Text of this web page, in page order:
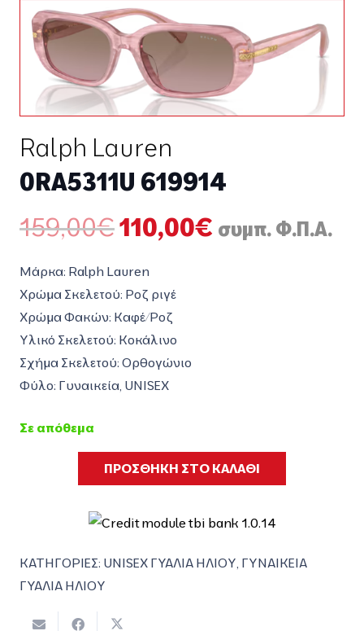
Ralph Lauren
0RA5311U 619914
159,00€Original
price
was:
159,00€.
110,00€ Η
τρέχουσα
συμπ. Φ.Π.Α.
Μάρκα: Ralph Lauren
Χρώμα Σκελετού: Ροζ ριγέ
Χρώμα Φακών: Καφέ/Ροζ
Υλικό Σκελετού: Κοκάλινο
Σχήμα Σκελετού: Ορθογώνιο
Φύλο: Γυναικεία, UNISEX
Σε απόθεμα
ΠΡΟΣΘΗΚΗ ΣΤΟ ΚΑΛΑΘΙ
ΚΑΤΗΓΟΡΙΕΣ: UNISEX ΓΥΑΛΙΑ ΗΛΙΟΥ, ΓΥΝΑΙΚΕΙΑ
ΓΥΑΛΙΑ ΗΛΙΟΥ